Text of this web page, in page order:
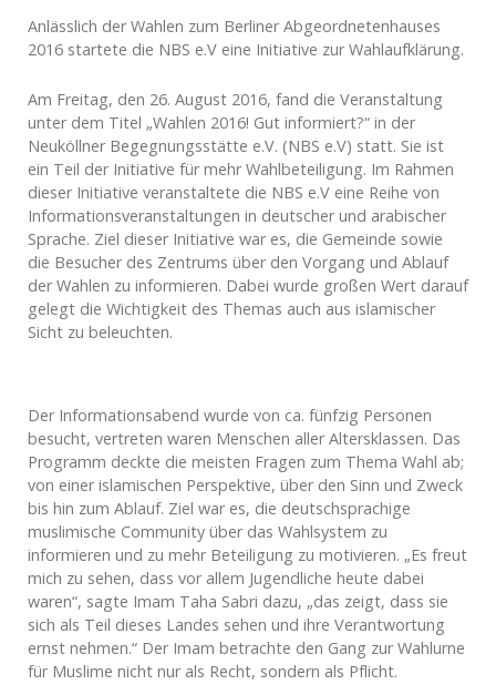
Anlässlich der Wahlen zum Berliner Abgeordnetenhauses
2016 startete die NBS e.V eine Initiative zur Wahlaufklärung.
Am Freitag, den 26. August 2016, fand die Veranstaltung
unter dem Titel „Wahlen 2016! Gut informiert?“ in der
Neuköllner Begegnungsstätte e.V. (NBS e.V) statt. Sie ist
ein Teil der Initiative für mehr Wahlbeteiligung. Im Rahmen
dieser Initiative veranstaltete die NBS e.V eine Reihe von
Informationsveranstaltungen in deutscher und arabischer
Sprache. Ziel dieser Initiative war es, die Gemeinde sowie
die Besucher des Zentrums über den Vorgang und Ablauf
der Wahlen zu informieren. Dabei wurde großen Wert darauf
gelegt die Wichtigkeit des Themas auch aus islamischer
Sicht zu beleuchten.
Der Informationsabend wurde von ca. fünfzig Personen
besucht, vertreten waren Menschen aller Altersklassen. Das
Programm deckte die meisten Fragen zum Thema Wahl ab;
von einer islamischen Perspektive, über den Sinn und Zweck
bis hin zum Ablauf. Ziel war es, die deutschsprachige
muslimische Community über das Wahlsystem zu
informieren und zu mehr Beteiligung zu motivieren. „Es freut
mich zu sehen, dass vor allem Jugendliche heute dabei
waren“, sagte Imam Taha Sabri dazu, „das zeigt, dass sie
sich als Teil dieses Landes sehen und ihre Verantwortung
ernst nehmen.“ Der Imam betrachte den Gang zur Wahlurne
für Muslime nicht nur als Recht, sondern als Pflicht.